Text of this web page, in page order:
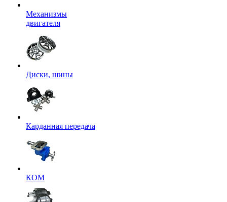
Механизмы
двигателя
Диски, шины
Карданная передача
КОМ